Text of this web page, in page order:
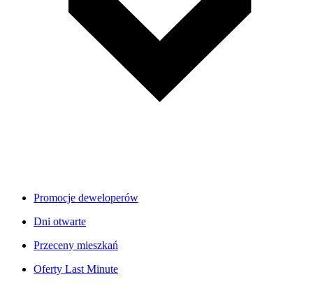
Promocje deweloperów
Dni otwarte
Przeceny mieszkań
Oferty Last Minute